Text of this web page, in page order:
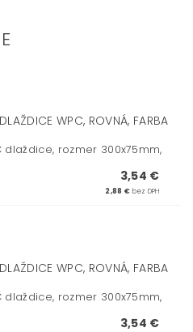
WPC, ROVNÁ, FARBA
rozmer 300x75mm,
3,54 €
2,88 € bez DPH
WPC, ROVNÁ, FARBA
rozmer 300x75mm,
3,54 €